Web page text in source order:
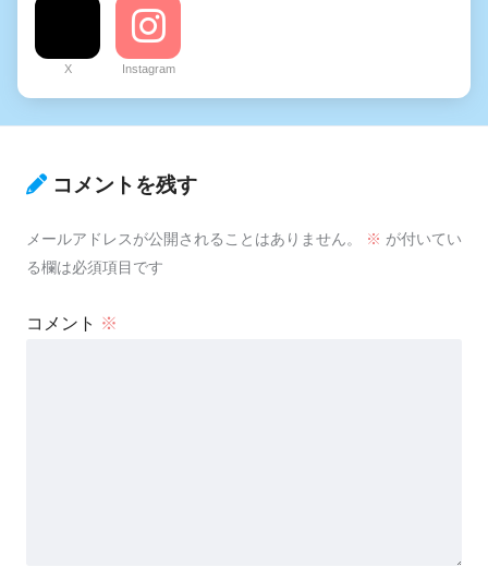
X Instagram
コメントを残す
メールアドレスが公開されることはありません。 ※ が付いてい
る欄は必須項目です
コメント ※